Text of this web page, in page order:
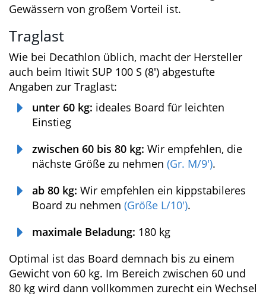
Dieses Merkmal sorgt dafür, dass die vordere
unter Wasser taucht, was besonders in
unruhigen Gewässern von großem Vorteil ist.
Traglast
Wie bei Decathlon üblich, macht der Hersteller
auch beim Itiwit SUP 100 S (8′) abgestufte
Angaben zur Traglast:
unter 60 kg:ideales Board für leichten
Einstieg
zwischen 60 bis 80 kg:Wir empfehlen, die
nächste Größe zu nehmen(Gr. M/9′)
ab 80 kg:Wir empfehlen ein kippstabileres
maximale Beladung:180 kg